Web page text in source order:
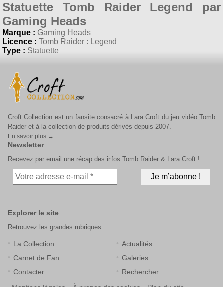
Statuette Tomb Raider Legend par
Gaming Heads
Marque : Gaming Heads
Licence : Tomb Raider : Legend
Type : Statuette
Croft Collection est un fansite consacré à Lara Croft du jeu vidéo Tomb
Raider et à la collection de produits dérivés depuis 2007.
En savoir plus →
Newsletter
Recevez par email une récap des infos Tomb Raider & Lara Croft !
Explorer le site
Retrouvez les grandes rubriques.
La Collection
Actualités
Carnet de Fan
Galeries
Contacter
Rechercher